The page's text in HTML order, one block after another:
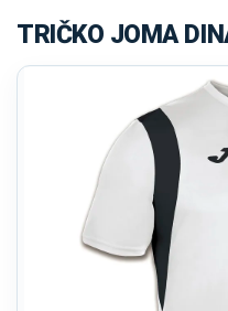
produktu
je
0,0
hvězdiček.
TRIČKO JOMA